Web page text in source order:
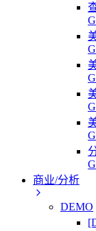
商业/分析
DEMO